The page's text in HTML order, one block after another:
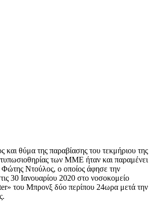
θύμα της παραβίασης του τεκμήριου της
των ΜΜΕ ήταν και παραμένει
Φώτης Ντούλος, ο οποίος άφησε την
30 Ιανουαρίου 2020 στο νοσοκομείο
του Μπρονξ δύο περίπου 24ωρα μετά την